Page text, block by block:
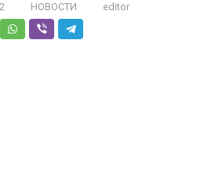
НОВОСТИ editor